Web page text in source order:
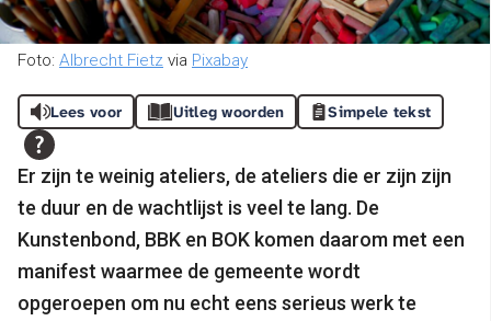
Foto: Albrecht Fietz via Pixabay
Lees voor Uitleg woorden Simpele tekst
Er zijn te weinig ateliers, de ateliers die er zijn zijn
te duur en de wachtlijst is veel te lang. De
Kunstenbond, BBK en BOK komen daarom met een
manifest waarmee de gemeente wordt
opgeroepen om nu echt eens serieus werk te